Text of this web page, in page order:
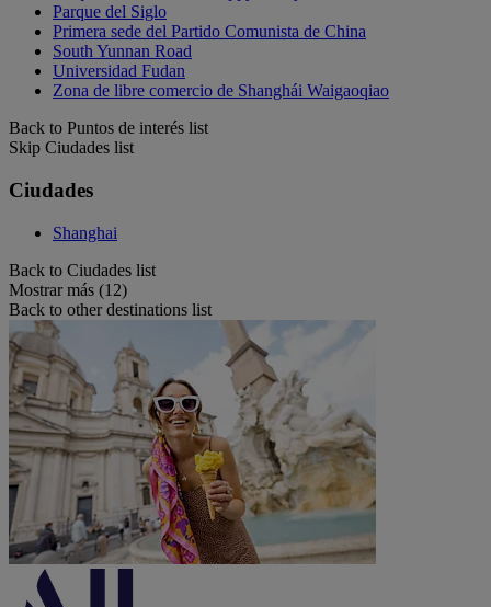
Parque del Siglo
Primera sede del Partido Comunista de China
South Yunnan Road
Universidad Fudan
Zona de libre comercio de Shanghái Waigaoqiao
Back to Puntos de interés list
Skip Ciudades list
Ciudades
Shanghai
Back to Ciudades list
Mostrar más (12)
Back to other destinations list